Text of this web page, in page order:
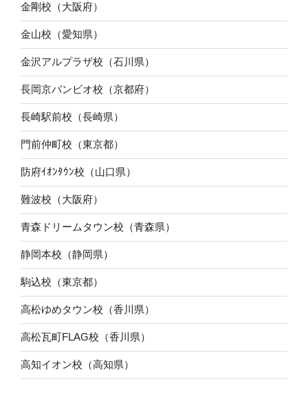
金剛校（大阪府）
金山校（愛知県）
金沢アルプラザ校（石川県）
長岡京バンビオ校（京都府）
長崎駅前校（長崎県）
門前仲町校（東京都）
防府ｲｵﾝﾀｳﾝ校（山口県）
難波校（大阪府）
青森ドリームタウン校（青森県）
静岡本校（静岡県）
駒込校（東京都）
高松ゆめタウン校（香川県）
高松瓦町FLAG校（香川県）
高知イオン校（高知県）